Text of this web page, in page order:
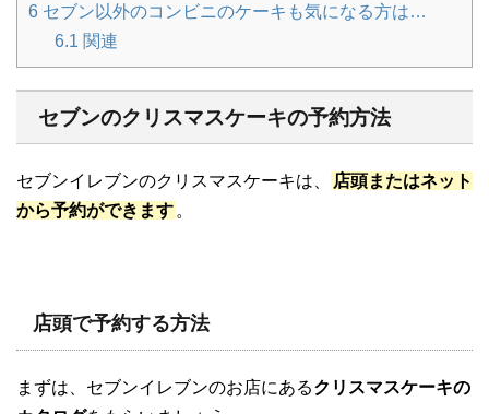
6 セブン以外のコンビニのケーキも気になる方は…
6.1 関連
セブンのクリスマスケーキの予約方法
セブンイレブンのクリスマスケーキは、
店頭またはネット
から予約ができます 。
店頭で予約する方法
まずは、セブンイレブンのお店にあるクリスマスケーキの